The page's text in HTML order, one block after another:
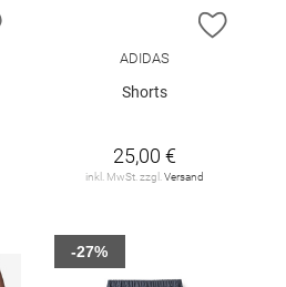
ZUR WUNSCHLISTE HINZUFÜGEN
ZUR
ADIDAS
Shorts
25,00 €
inkl. MwSt. zzgl. Versand
-27%